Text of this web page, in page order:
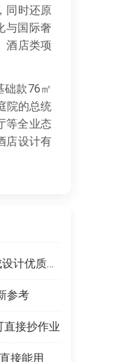
同时还原
与国际奢
酒店类项
础款76㎡
院的总统
等全业态
店设计有
「吉隆
。
工业红砖造12000㎡高端庄园餐厅，成设计优质范本
参考
直接抄作业
接能用